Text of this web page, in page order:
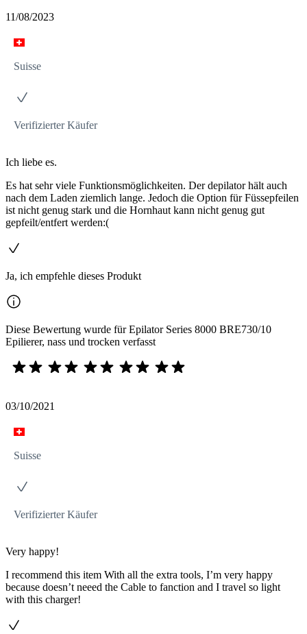
11/08/2023
Suisse
Verifizierter Käufer
Ich liebe es.
Es hat sehr viele Funktionsmöglichkeiten. Der depilator hält auch
nach dem Laden ziemlich lange. Jedoch die Option für Füssepfeilen
ist nicht genug stark und die Hornhaut kann nicht genug gut
gepfeilt/entfert werden:(
Ja, ich empfehle dieses Produkt
Diese Bewertung wurde für Epilator Series 8000 BRE730/10
Epilierer, nass und trocken verfasst
03/10/2021
Suisse
Verifizierter Käufer
Very happy!
I recommend this item With all the extra tools, I’m very happy
because doesn’t neeed the Cable to fanction and I travel so light
with this charger!